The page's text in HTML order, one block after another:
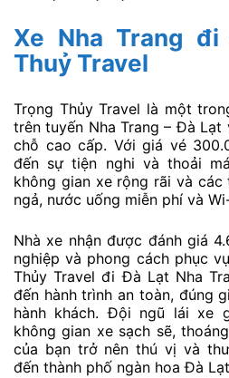
Xe Nha Trang
Thuỷ Travel
Trọng Thủy Travel là một
trên tuyến Nha Trang – Đà Lạt
chỗ cao cấp. Với giá vé
đến sự tiện nghi và thoải
không gian xe rộng rãi và
ngả, nước uống miễn phí và
Nhà xe nhận được đánh giá
nghiệp và phong cách phục
Thủy Travel đi Đà Lạt Nha
đến hành trình an toàn, đúng
hành khách. Đội ngũ lái xe
không gian xe sạch sẽ,
của bạn trở nên thú vị và
đến thành phố ngàn hoa Đà